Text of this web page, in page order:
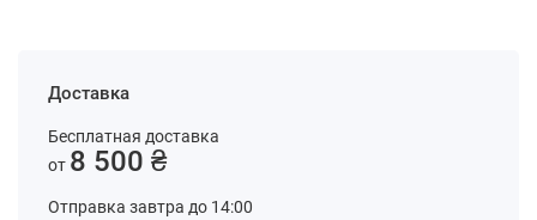
Доставка
Бесплатная доставка
от 8 500 ₴
Отправка завтра до 14:00